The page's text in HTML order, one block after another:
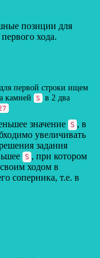
позиции для
хода.
первой строки ищем
камней
S
в 2 два
значение S , в
увеличивать
задания
S , при котором
ходом в
соперника, т.е. в